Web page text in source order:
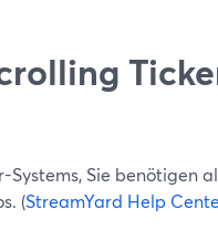
Sie benötigen
(StreamYard Help